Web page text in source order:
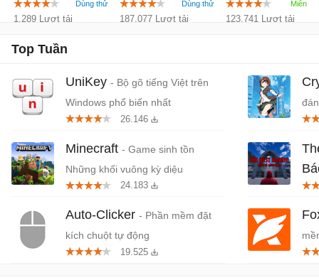
1.289 Lượt tải 187.077 Lượt tải 123.741 Lượt tải
Top Tuần
UniKey - Bộ gõ tiếng Việt trên
Windows phổ biến nhất
26.146
Minecraft - Game sinh tồn
Những khối vuông kỳ diệu
24.183
Auto-Clicker - Phần mềm đặt
kích chuột tự động
19.525